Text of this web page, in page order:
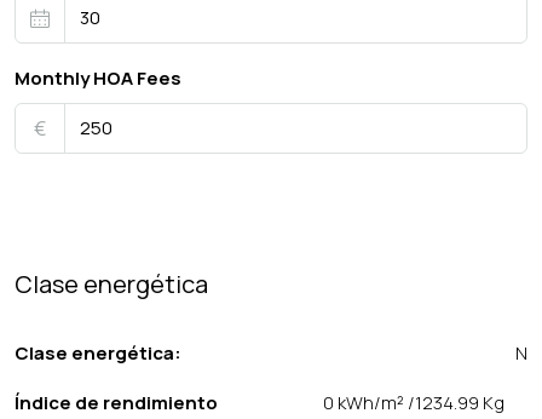
Monthly HOA Fees
€
Clase energética
Clase energética:
N
Índice de rendimiento
0 kWh/m² /1234.99 Kg